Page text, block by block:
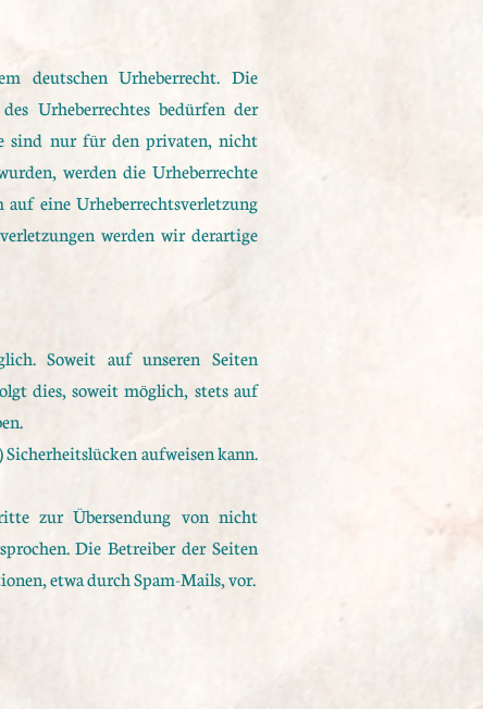
deutschen Urheberrecht. Die
Urheberrechtes bedürfen der
sind nur für den privaten, nicht
werden die Urheberrechte
eine Urheberrechtsverletzung
werden wir derartige
Soweit auf unseren Seiten
dies, soweit möglich, stets auf
aufweisen kann.
zur Übersendung von nicht
Die Betreiber der Seiten
etwa durch Spam-Mails, vor.